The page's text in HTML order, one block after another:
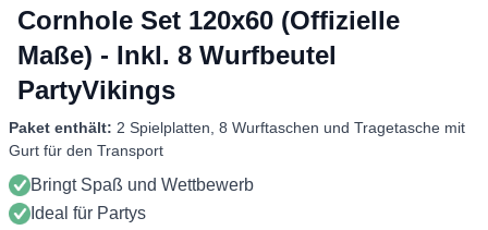
Cornhole Set 120x60 (Offizielle
Maße) - Inkl. 8 Wurfbeutel
PartyVikings
Paket enthält: 2 Spielplatten, 8 Wurftaschen und Tragetasche mit
Gurt für den Transport
Bringt Spaß und Wettbewerb
Ideal für Partys